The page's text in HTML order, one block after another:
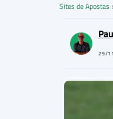
Sites de Apostas
29/